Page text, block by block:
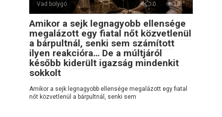
Vad bolygó 0 18
Amikor a sejk legnagyobb ellensége
megalázott egy fiatal nőt közvetlenül
a bárpultnál, senki sem számított
ilyen reakcióra… De a múltjáról
később kiderült igazság mindenkit
sokkolt
Amikor a sejk legnagyobb ellensége megalázott egy fiatal
nőt közvetlenül a bárpultnál, senki sem